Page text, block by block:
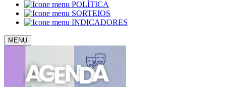
POLÍTICA
SORTEIOS
INDICADORES
MENU